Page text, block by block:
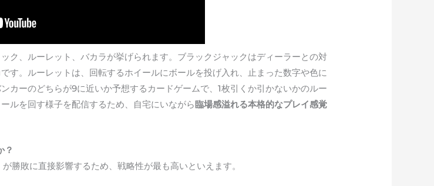
ク、ルーレット、バカラが挙げられます。ブラックジャックはディーラーとの対
す。ルーレットは、回転するホイールにボールを投げ入れ、止まった数字や色に
カーのどちらが9に近いか予想するカードゲームで、1枚引くか引かないかのルー
ルを回す様子を配信するため、自宅にいながら臨場感溢れる本格的なプレイ感覚
？
勝敗に直接影響するため、戦略性が最も高いといえます。